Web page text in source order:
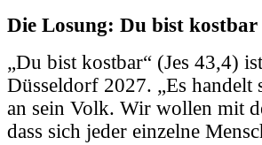
Die Losung: Du bist kostbar
„Du bist kostbar“ (Jes 43,4)
Düsseldorf 2027. „Es handelt
an sein Volk. Wir wollen mit
dass sich jeder einzelne